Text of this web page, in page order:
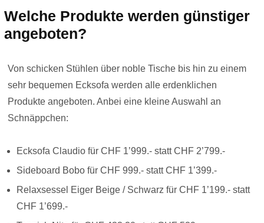
Welche Produkte werden günstiger
angeboten?
Von schicken Stühlen über noble Tische bis hin zu einem
sehr bequemen Ecksofa werden alle erdenklichen
Produkte angeboten. Anbei eine kleine Auswahl an
Schnäppchen:
Ecksofa Claudio für CHF 1’999.- statt CHF 2’799.-
Sideboard Bobo für CHF 999.- statt CHF 1’399.-
Relaxsessel Eiger Beige / Schwarz für CHF 1’199.- statt
CHF 1’699.-